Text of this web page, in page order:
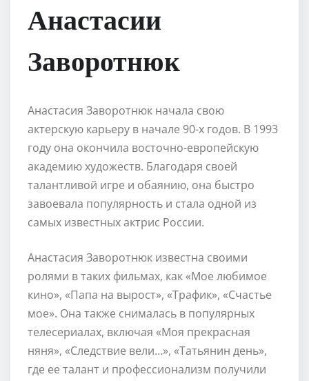
Анастасии
Заворотнюк
Анастасия Заворотнюк начала свою
актерскую карьеру в начале 90-х годов. В 1993
году она окончила восточно-европейскую
академию художеств. Благодаря своей
талантливой игре и обаянию, она быстро
завоевала популярность и стала одной из
самых известных актрис России.
Анастасия Заворотнюк известна своими
ролями в таких фильмах, как «Мое любимое
кино», «Папа на вырост», «Трафик», «Счастье
мое». Она также снималась в популярных
телесериалах, включая «Моя прекрасная
няня», «Следствие вели…», «Татьянин день»,
где ее талант и профессионализм получили